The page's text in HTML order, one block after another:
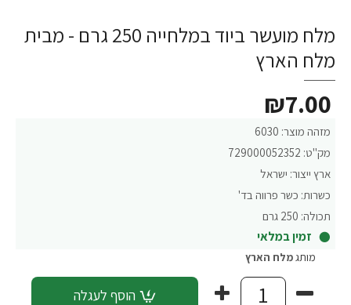
מלח מועשר ביוד במלחייה 250 גרם - מבית
מלח הארץ
מזהה מוצר: 6030
מק"ט: 729000052352
ארץ ייצור: ישראל
כשרות: כשר פרווה בד'
תכולה: 250 גרם
זמין במלאי
₪7.00
מותגמלח הארץ
הוסף לעגלה